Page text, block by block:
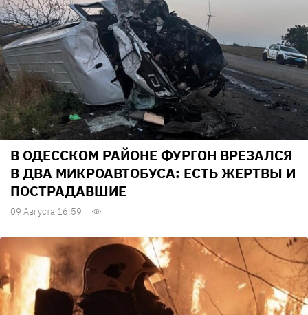
В ОДЕССКОМ РАЙОНЕ ФУРГОН ВРЕЗАЛСЯ
В ДВА МИКРОАВТОБУСА: ЕСТЬ ЖЕРТВЫ И
ПОСТРАДАВШИЕ
09 Августа 16:59